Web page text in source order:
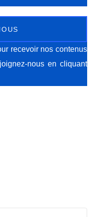
recevoir nos contenus
nous en cliquant